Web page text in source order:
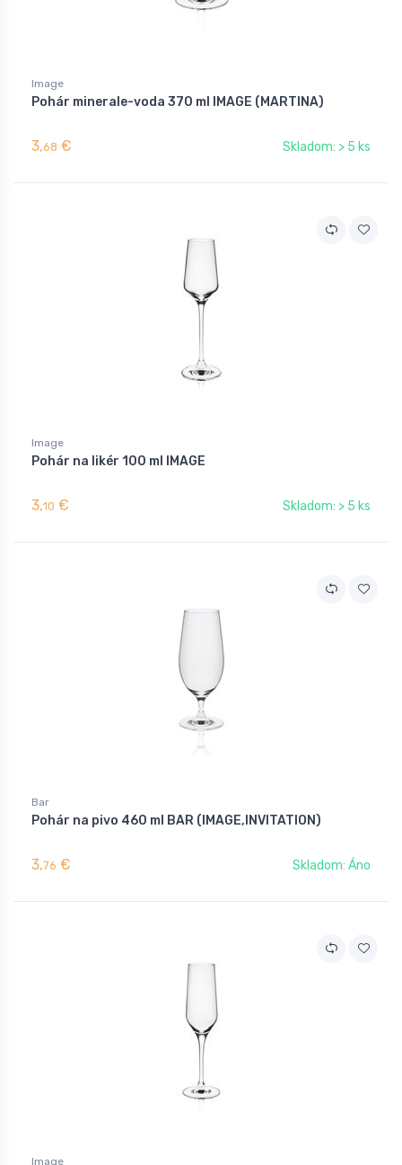
Image
Pohár minerale-voda 370 ml IMAGE (MARTINA)
3,68 € Skladom: > 5 ks
Image
Pohár na likér 100 ml IMAGE
3,10 € Skladom: > 5 ks
Bar
Pohár na pivo 460 ml BAR (IMAGE,INVITATION)
3,76 € Skladom: Áno
Image